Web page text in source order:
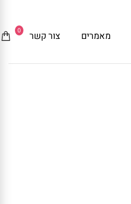
0 מאמרים צור קשר